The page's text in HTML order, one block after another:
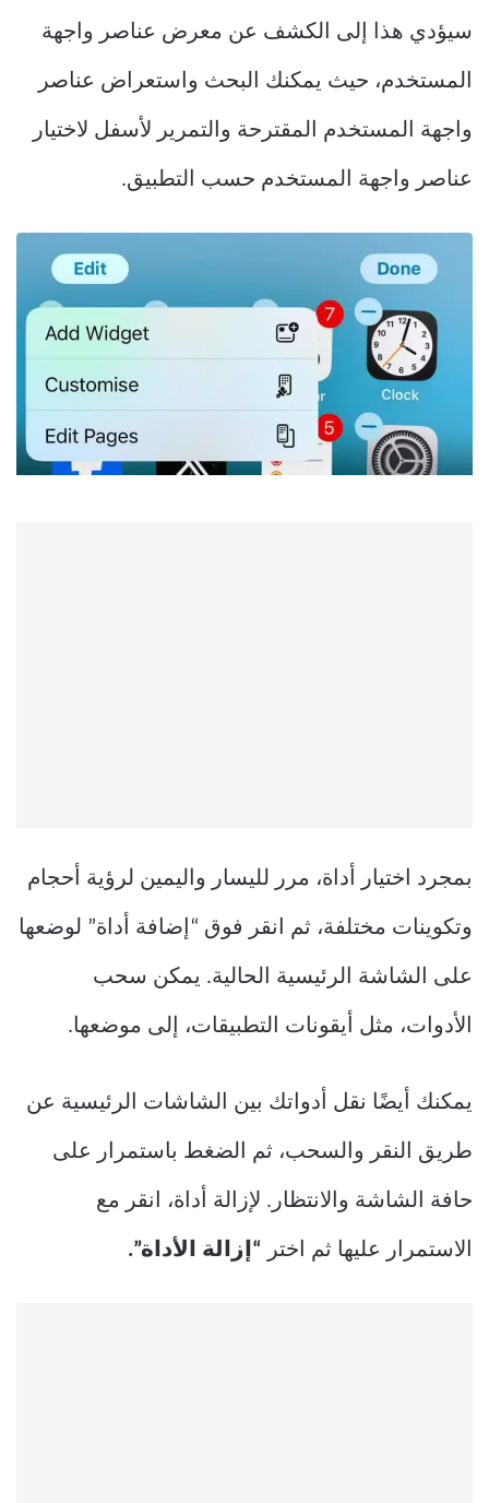
سيؤدي هذا إلى الكشف عن معرض عناصر واجهة
المستخدم، حيث يمكنك البحث واستعراض عناصر
واجهة المستخدم المقترحة والتمرير لأسفل لاختيار
عناصر واجهة المستخدم حسب التطبيق.
بمجرد اختيار أداة، مرر لليسار واليمين لرؤية أحجام
وتكوينات مختلفة، ثم انقر فوق “إضافة أداة” لوضعها
على الشاشة الرئيسية الحالية. يمكن سحب
الأدوات، مثل أيقونات التطبيقات، إلى موضعها.
يمكنك أيضًا نقل أدواتك بين الشاشات الرئيسية عن
طريق النقر والسحب، ثم الضغط باستمرار على
حافة الشاشة والانتظار. لإزالة أداة، انقر مع
الاستمرار عليها ثم اختر “إزالة الأداة”.